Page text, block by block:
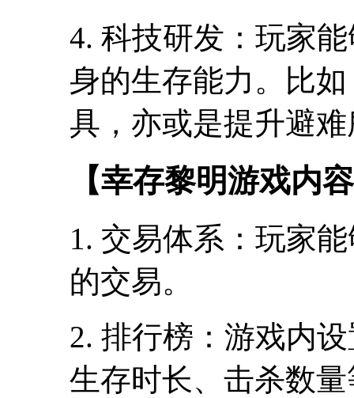
4. 科技研发：玩家
身的生存能力。比
具，亦或是提升避
【幸存黎明游戏内
1. 交易体系：玩家
的交易。
2. 排行榜：游戏内
生存时长、击杀数